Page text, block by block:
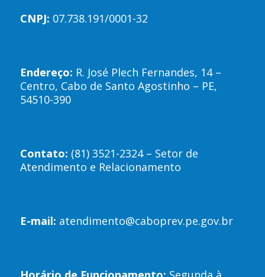
CNPJ: 07.738.191/0001-32
Endereço: R. José Plech Fernandes, 14 –
Centro, Cabo de Santo Agostinho – PE,
54510-390
Contato: (81) 3521-2324 – Setor de
Atendimento e Relacionamento
E-mail: atendimento@caboprev.pe.gov.br